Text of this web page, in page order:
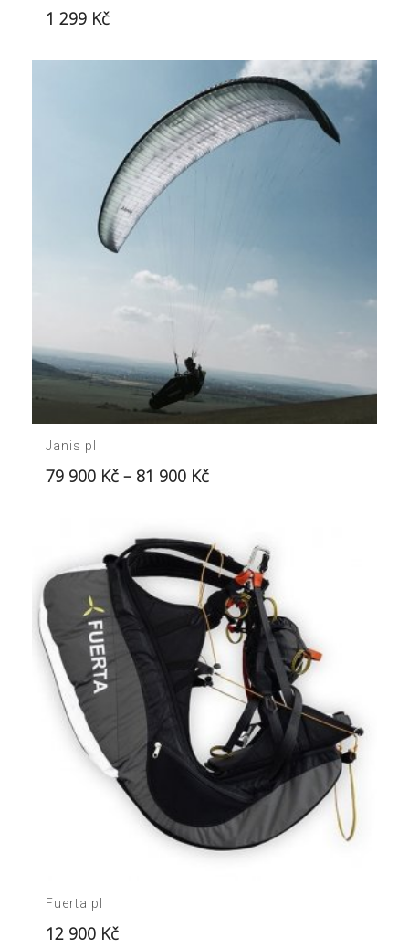
1 299 Kč
Janis pl
79 900 Kč – 81 900 Kč
Fuerta pl
12 900 Kč